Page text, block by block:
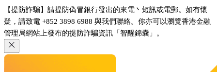
【提防詐騙】請提防偽冒銀行發出的來電丶短訊或電郵。如有懷
疑，請致電 +852 3898 6988 與我們聯絡。你亦可以瀏覽香港金融
管理局網站上發布的提防詐騙資訊「智醒錦囊」。